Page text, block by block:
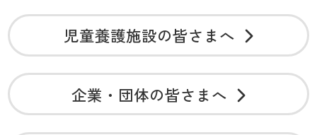
児童養護施設の皆さまへ
企業・団体の皆さまへ